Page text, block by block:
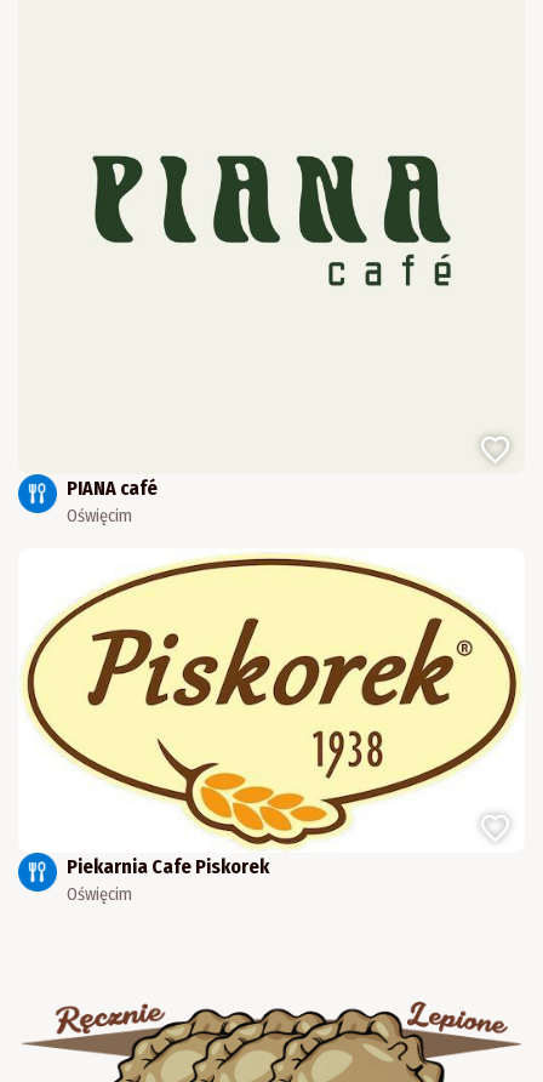
PIANA café
Oświęcim
Piekarnia Cafe Piskorek
Oświęcim